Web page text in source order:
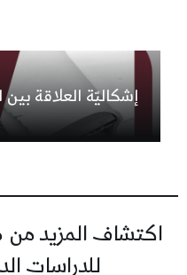
إشكاليّة العلاقة
اكتشاف المزيد من
للدراسات